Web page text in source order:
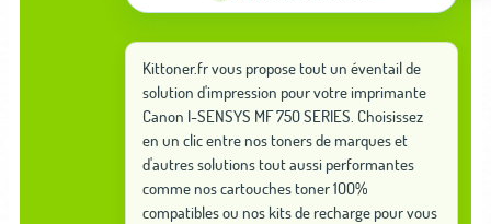
Kittoner.fr vous propose tout un éventail de
solution d'impression pour votre imprimante
Canon I-SENSYS MF 750 SERIES. Choisissez
en un clic entre nos toners de marques et
d'autres solutions tout aussi performantes
comme nos cartouches toner 100%
compatibles ou nos kits de recharge pour vous